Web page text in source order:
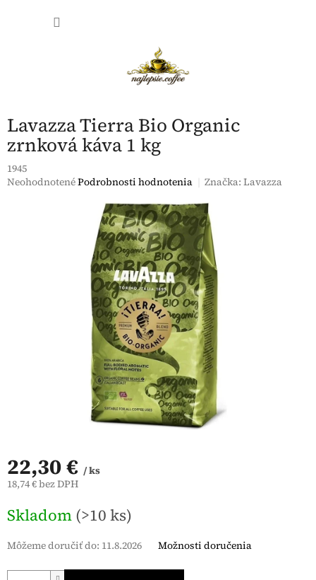
Lavazza Tierra Bio Organic
zrnková káva 1 kg
1945
Priemerné
NeohodnotenéPodrobnosti hodnotenia Značka:Lavazza
22,30 € / ks
18,74 € bez DPH
cena:
Skladom (>10 ks)
Môžeme doručiť do: 11.8.2026 Možnosti doručenia